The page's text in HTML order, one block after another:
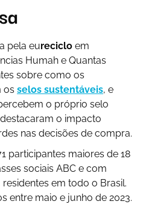
pela eureciclo em
Humah e Quantas
sobre como os
os selos sustentáveis, e
o próprio selo
o impacto
nas decisões de compra.
participantes maiores de 18
sociais ABC e com
em todo o Brasil.
entre maio e junho de 2023.